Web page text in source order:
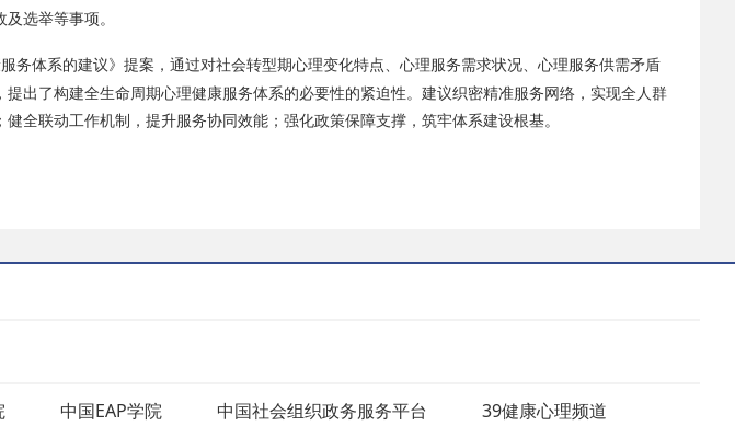
选举等事项。
务体系的建议》提案 ，通过对社会转型期心理变化特点、心理服务需求状况、心理服务供需矛盾
出了构建全生命周期心理健康服务体系的必要性的紧迫性。建议织密精准服务网络，实现全人群
全联动工作机制，提升服务协同效能；强化政策保障支撑，筑牢体系建设根基。
中国EAP学院 中国社会组织政务服务平台 39健康心理频道